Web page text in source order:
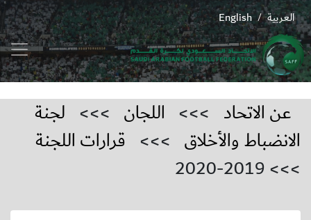
English / العربية
عن الاتحاد >>> اللجان >>> لجنة
الانضباط والأخلاق >>> قرارات اللجنة
>>> 2019-2020